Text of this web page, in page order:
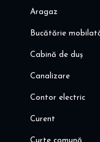
Atlantis)
- restaurante,
spitale
Va invit sa
Aragaz
Bucătărie
Cabină de duș
Canalizare
Contor electric
Curent
Curte comună